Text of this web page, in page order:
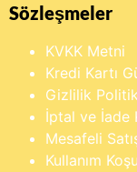
Sözleşmeler
KVKK Metni
Kredi Kartı
Gizlilik
İptal ve İade
Mesafeli
Kullanım